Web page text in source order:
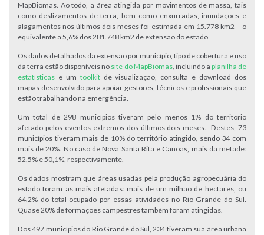
MapBiomas. Ao todo, a área atingida por movimentos de massa, tais
como deslizamentos de terra, bem como enxurradas, inundações e
alagamentos nos últimos dois meses foi estimada em 15.778 km2 – o
equivalente a 5,6% dos 281.748 km2 de extensão do estado.
Os dados detalhados da extensão por município, tipo de cobertura e uso
da terra estão disponíveis no site do MapBiomas, incluindo a planilha de
estatísticas e um toolkitde visualização, consulta e download dos
mapas desenvolvido para apoiar gestores, técnicos e profissionais que
estão trabalhando na emergência.
Um total de 298 municípios tiveram pelo menos 1% do territorio
afetado pelos eventos extremos dos últimos dois meses. Destes, 73
municípios tiveram mais de 10% do território atingido, sendo 34 com
mais de 20%. No caso de Nova Santa Rita e Canoas, mais da metade:
52,5% e 50,1%, respectivamente.
Os dados mostram que áreas usadas pela produção agropecuária do
estado foram as mais afetadas: mais de um milhão de hectares, ou
64,2% do total ocupado por essas atividades no Rio Grande do Sul.
Quase 20% de formações campestres também foram atingidas.
Dos 497 municípios do Rio Grande do Sul, 234 tiveram sua área urbana